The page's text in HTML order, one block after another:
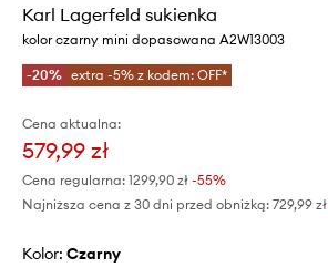
Karl Lagerfeld sukienka
kolor czarny mini dopasowana A2W13003
-20% extra -5% z kodem: OFF*
Cena aktualna:
579,99 zł
Cena regularna: 1299,90 zł -55%
Najniższa cena z 30 dni przed obniżką: 729,99 zł
Kolor: czarny